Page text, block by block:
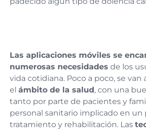
Las aplicaciones móviles se
numerosas necesidades de los
vida cotidiana. Poco a poco, se
el ámbito de la salud, con una
tanto por parte de pacientes y
personal sanitario implicado en un
tratamiento y rehabilitación. Las